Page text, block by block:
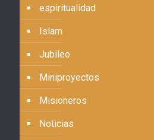
espiritualidad
Islam
Jubileo
Miniproyectos
Misioneros
Noticias